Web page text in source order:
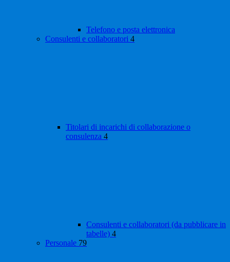
Telefono e posta elettronica
Consulenti e collaboratori 4
Titolari di incarichi di collaborazione o
consulenza 4
Consulenti e collaboratori (da pubblicare in
tabelle) 4
Personale 79